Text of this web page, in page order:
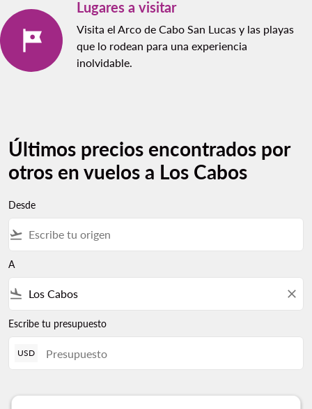
Lugares a visitar
Visita el Arco de Cabo San Lucas y las playas
que lo rodean para una experiencia
inolvidable.
Últimos precios encontrados por
otros en vuelos a Los Cabos
Desde
flight_takeoff
A
flight_land close
Escribe tu presupuesto
USD